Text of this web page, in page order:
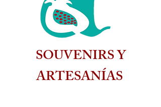
SOUVENIRS Y
ARTESANÍAS